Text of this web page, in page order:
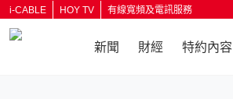
i-CABLE HOY TV 有線寬頻及電訊服務
新聞 財經 特約內容